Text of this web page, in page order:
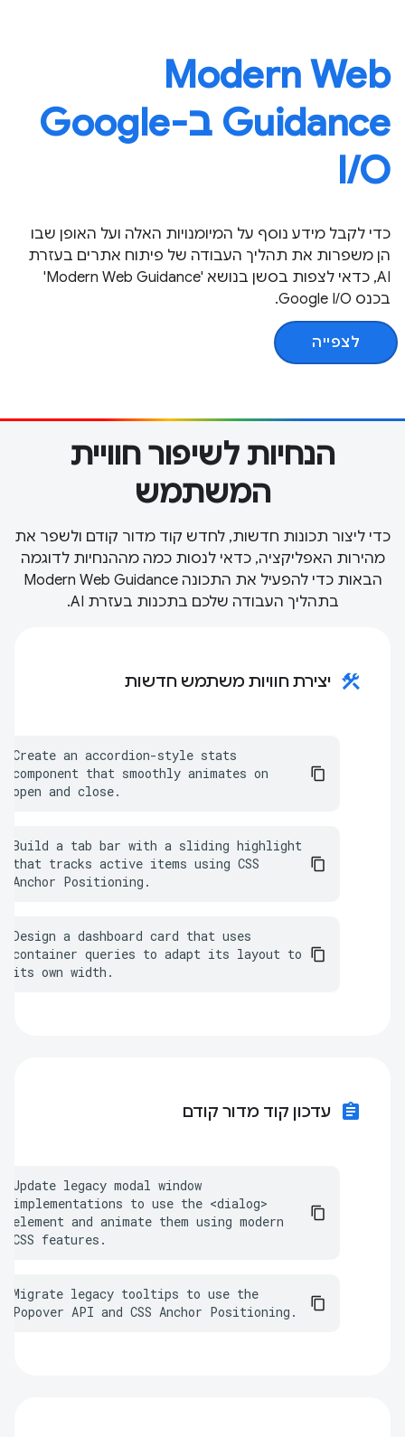
Modern Web
Guidance ב-Google
I / O
כדי לקבל מידע נוסף על המיומנויות האלה ועל האופן שבו
הן משפרות את תהליך העבודה של פיתוח אתרים בעזרת
AI, כדאי לצפות בסשן בנושא 'Modern Web Guidance'
בכנס Google I/O.
לצפייה
הנחיות לשיפור חוויית
המשתמש
כדי ליצור תכונות חדשות, לחדש קוד מדור קודם ולשפר את
מהירות האפליקציה, כדאי לנסות כמה מההנחיות לדוגמה
הבאות כדי להפעיל את התכונה Modern Web Guidance
בתהליך העבודה שלכם בתכנות בעזרת AI.
construction יצירת חוויות משתמש חדשות
Create an accordion-style stats
component that smoothly animates on
open and close.
Build a tab bar with a sliding highlight
that tracks active items using CSS
Anchor Positioning.
Design a dashboard card that uses
container queries to adapt its layout to
its own width.
assignment עדכון קוד מדור קודם
Update legacy modal window
implementations to use the <dialog>
element and animate them using modern
CSS features.
Migrate legacy tooltips to use the
Popover API and CSS Anchor Positioning.